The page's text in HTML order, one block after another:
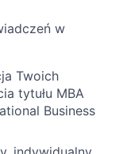
w
Twoich
tytułu MBA
Business